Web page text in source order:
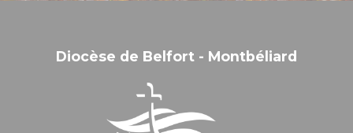
Diocèse de Belfort - Montbéliard